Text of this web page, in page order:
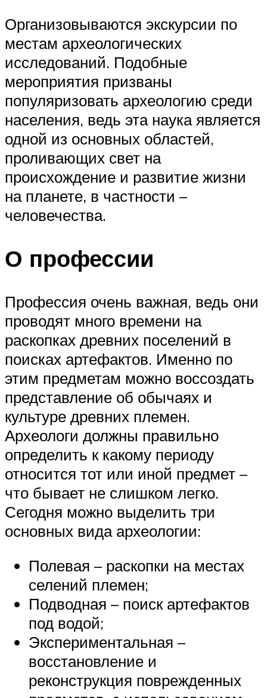
Организовываются экскурсии по
местам археологических
исследований. Подобные
мероприятия призваны
популяризовать археологию среди
населения, ведь эта наука является
одной из основных областей,
проливающих свет на
происхождение и развитие жизни
на планете, в частности –
человечества.
О профессии
Профессия очень важная, ведь они
проводят много времени на
раскопках древних поселений в
поисках артефактов. Именно по
этим предметам можно воссоздать
представление об обычаях и
культуре древних племен.
Археологи должны правильно
определить к какому периоду
относится тот или иной предмет –
что бывает не слишком легко.
Сегодня можно выделить три
основных вида археологии:
Полевая – раскопки на местах
селений племен;
Подводная – поиск артефактов
под водой;
Экспериментальная –
восстановление и
реконструкция поврежденных